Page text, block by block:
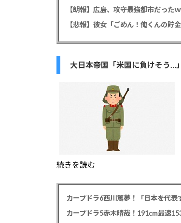
【朗報】広島、攻守最強都市だった
大日本帝国「米国に負けそう…
続きを読む
カープドラ6西川篤夢！「日本を代表
カープドラ5赤木晴哉！191cm最速